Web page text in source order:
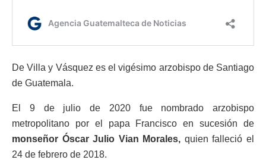
De Villa y Vásquez es el vigésimo arzobispo de Santiago
de Guatemala.
El 9 de julio de 2020 fue nombrado arzobispo
metropolitano por el papa Francisco en sucesión de
monseñor Óscar Julio Vian Morales, quien falleció el
24 de febrero de 2018.